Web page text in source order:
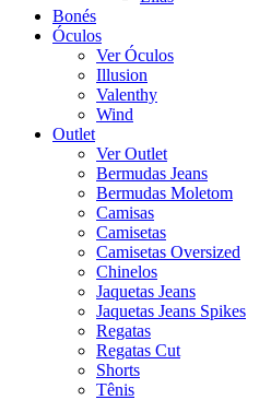
Bonés
Óculos
Ver Óculos
Illusion
Valenthy
Wind
Outlet
Ver Outlet
Bermudas Jeans
Bermudas Moletom
Camisas
Camisetas
Camisetas Oversized
Chinelos
Jaquetas Jeans
Jaquetas Jeans Spikes
Regatas
Regatas Cut
Shorts
Tênis